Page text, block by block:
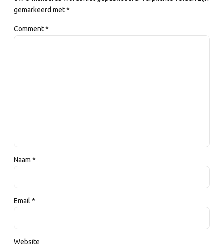
gemarkeerd met *
Comment*
Naam *
Email *
Website